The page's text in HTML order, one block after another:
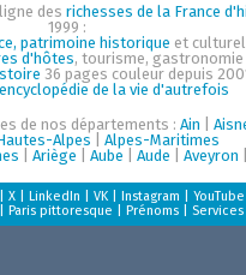
des richesses de la France
1999 :
patrimoine historique et
d'hôtes, tourisme, gastronomie
36 pages couleur depuis
encyclopédie de la vie d'autrefois
de nos départements :Ain |
Alpes
Alpes-Maritimes
|Ariège |Aube |Aude |Aveyron
|X |LinkedIn |VK |Instagram |YouTube
|Paris pittoresque |Prénoms Services